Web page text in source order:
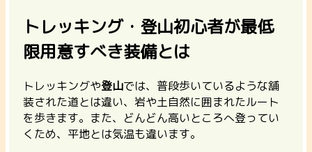
トレッキング・登山初心者が最低
限用意すべき装備とは
トレッキングや登山では、普段歩いているような舗
装された道とは違い、岩や土自然に囲まれたルート
を歩きます。また、どんどん高いところへ登ってい
くため、平地とは気温も違います。